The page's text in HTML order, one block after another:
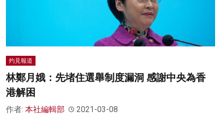
灼見報道
林鄭月娥：先堵住選舉制度漏洞 感謝中央為香
港解困
作者: 本社編輯部 2021-03-08